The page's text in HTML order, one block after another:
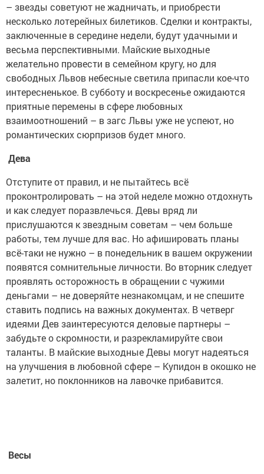
– звезды советуют не жадничать, и приобрести
несколько лотерейных билетиков. Сделки и контракты,
заключенные в середине недели, будут удачными и
весьма перспективными. Майские выходные
желательно провести в семейном кругу, но для
свободных Львов небесные светила припасли кое-что
интересненькое. В субботу и воскресенье ожидаются
приятные перемены в сфере любовных
взаимоотношений – в загс Львы уже не успеют, но
романтических сюрпризов будет много.
Дева
Отступите от правил, и не пытайтесь всё
проконтролировать – на этой неделе можно отдохнуть
и как следует поразвлечься. Девы вряд ли
прислушаются к звездным советам – чем больше
работы, тем лучше для вас. Но афишировать планы
всё-таки не нужно – в понедельник в вашем окружении
появятся сомнительные личности. Во вторник следует
проявлять осторожность в обращении с чужими
деньгами – не доверяйте незнакомцам, и не спешите
ставить подпись на важных документах. В четверг
идеями Дев заинтересуются деловые партнеры –
забудьте о скромности, и разрекламируйте свои
таланты. В майские выходные Девы могут надеяться
на улучшения в любовной сфере – Купидон в окошко не
залетит, но поклонников на лавочке прибавится.
Весы